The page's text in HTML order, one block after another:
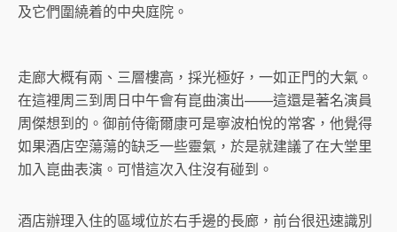
及它們圍繞着的中央庭院。
走廊大概有兩、三層樓高，採光極好，一如正門的大氣。
在這裡周三到周日中午會有崑曲演出——這還是著名演員
周傑想到的。御前侍衛爾康可是寧波柏悅的常客，他覺得
如果酒店空蕩蕩的缺乏一些靈氣，於是就建議了在大堂里
加入崑曲表演。可惜這次入住沒有碰到。
酒店辦理入住的區域位於右手邊的長廊，前台很迅速識別